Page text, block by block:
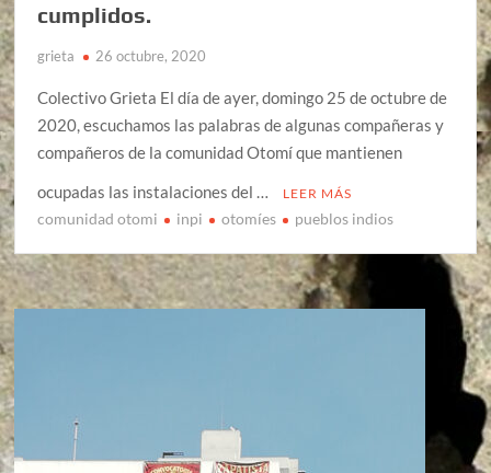
cumplidos.
grieta 26 octubre, 2020
Colectivo Grieta El día de ayer, domingo 25 de octubre de
2020, escuchamos las palabras de algunas compañeras y
compañeros de la comunidad Otomí que mantienen
ocupadas las instalaciones del …
LEER MÁS
comunidad otomi inpi otomíes pueblos indios